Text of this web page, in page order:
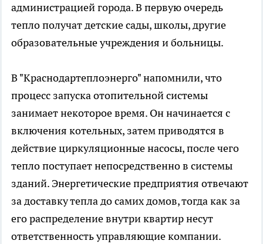
администрацией города. В первую очередь
тепло получат детские сады, школы, другие
образовательные учреждения и больницы.
В "Краснодартеплоэнерго" напомнили, что
процесс запуска отопительной системы
занимает некоторое время. Он начинается с
включения котельных, затем приводятся в
действие циркуляционные насосы, после чего
тепло поступает непосредственно в системы
зданий. Энергетические предприятия отвечают
за доставку тепла до самих домов, тогда как за
его распределение внутри квартир несут
ответственность управляющие компании.